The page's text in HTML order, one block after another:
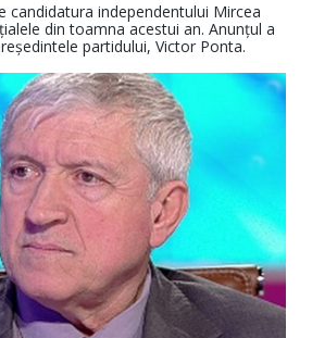
candidatura independentului Mircea
din toamna acestui an. Anunțul a
partidului, Victor Ponta.